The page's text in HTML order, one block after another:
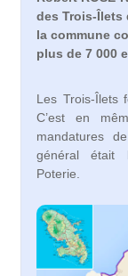
des Trois-Îlets
la commune
plus de 7 000
Les Trois-Îlets
C’est en
mandatures
général était
Poterie.